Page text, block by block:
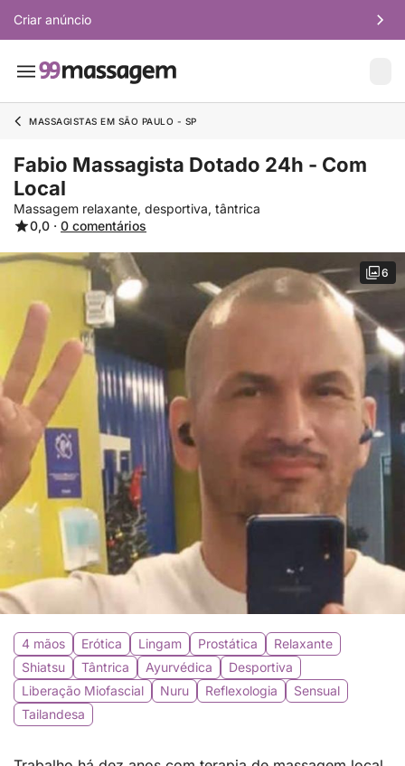
Criar anúncio
MASSAGISTAS EM SÃO PAULO - SP
Fabio Massagista Dotado 24h - Com
Local
Massagem relaxante, desportiva, tântrica
0,0 · 0 comentários
6
4 mãos Erótica Lingam Prostática
Relaxante
Shiatsu
Tântrica Ayurvédica
Desportiva
Liberação Miofascial
Nuru Reflexologia
Sensual
Tailandesa